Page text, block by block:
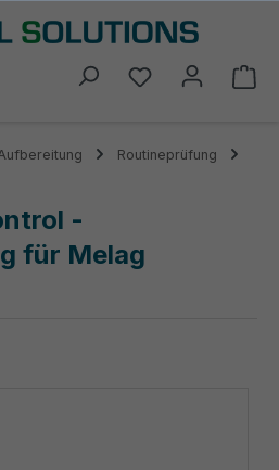
Du hast 0
Routineprüfung
-
für Melag